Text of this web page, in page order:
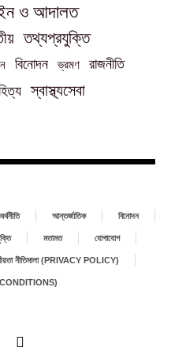
ও আদালত
তথ্যপ্রযুক্তি
বিনোদন ভ্রমণ রাজনীতি
স্বাস্থ্যসেবা
আন্তর্জাতিক বিনোদন
মতামত যোগাযোগ
নীতিমালা (PRIVACY POLICY)
CONDITIONS)